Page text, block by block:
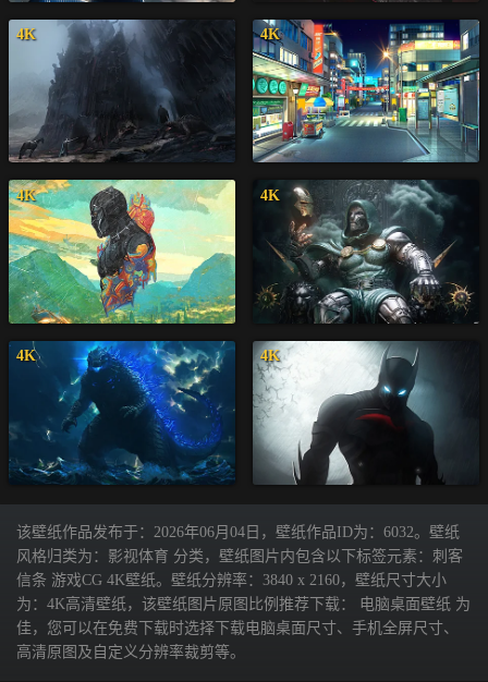
4K 4K
4K 4K
4K 4K
该壁纸作品发布于：2026年06月04日，壁纸作品ID为：6032。壁纸
风格归类为：影视体育 分类，壁纸图片内包含以下标签元素：刺客
信条 游戏CG 4K壁纸。壁纸分辨率：3840 x 2160，壁纸尺寸大小
为：4K高清壁纸，该壁纸图片原图比例推荐下载： 电脑桌面壁纸 为
佳，您可以在免费下载时选择下载电脑桌面尺寸、手机全屏尺寸、
高清原图及自定义分辨率裁剪等。